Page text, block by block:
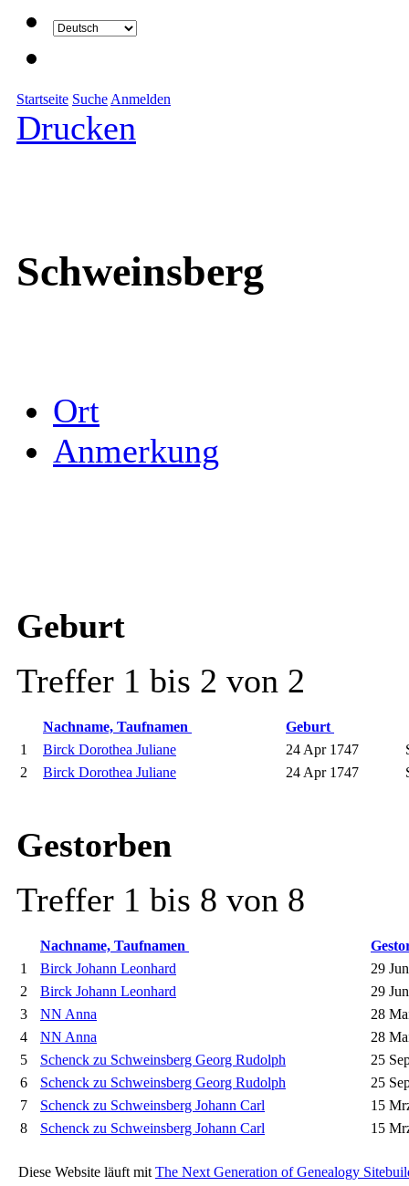
Startseite Suche Anmelden
Drucken
Schweinsberg
Ort
Anmerkung
Geburt
Treffer 1 bis 2 von 2
Nachname, Taufnamen
Geburt
1
Birck Dorothea Juliane 24 Apr 1747
2
Birck Dorothea Juliane 24 Apr 1747
Gestorben
Treffer 1 bis 8 von 8
Nachname, Taufnamen
1
Birck Johann Leonhard
29
2
Birck Johann Leonhard
29
3
NN Anna
28
4
NN Anna
28
5
Schenck zu Schweinsberg Georg Rudolph
25
6
Schenck zu Schweinsberg Georg Rudolph
25
7
Schenck zu Schweinsberg Johann Carl
15
8
Schenck zu Schweinsberg Johann Carl 15
Diese Website läuft mit The Next Generation of Genealogy